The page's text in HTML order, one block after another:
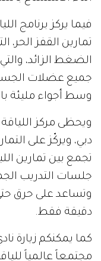
فيما يركز برنامج
تمارين القفز
جميع عضلات
وسط أجواء مليئة
ويحظى مركز اللياقة
دبي، ويركّز على
تجمع بين تمارين
جلسات التدريب
دقيقة فقط.
مجتمعاً عالمياً